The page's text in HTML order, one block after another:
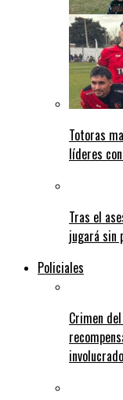
Totoras
líderes
Tras el
jugará sin
Policiales
Crimen